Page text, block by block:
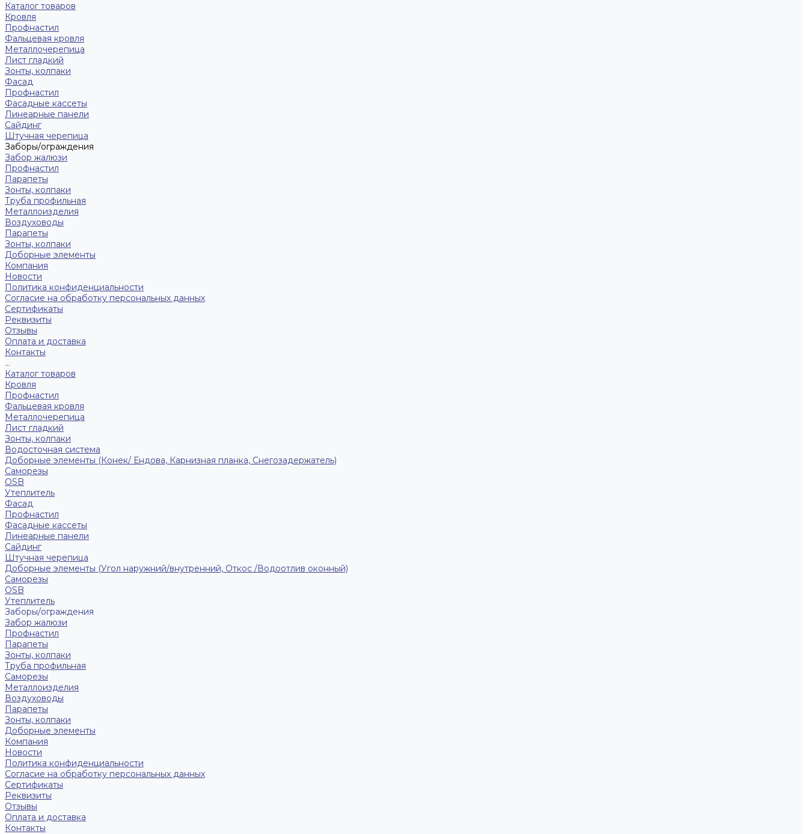
Каталог товаров
Кровля
Профнастил
Фальцевая кровля
Металлочерепица
Лист гладкий
Зонты, колпаки
Фасад
Профнастил
Фасадные кассеты
Линеарные панели
Сайдинг
Штучная черепица
Заборы/ограждения
Забор жалюзи
Профнастил
Парапеты
Зонты, колпаки
Труба профильная
Металлоизделия
Воздуховоды
Парапеты
Зонты, колпаки
Доборные элементы
Компания
Новости
Политика конфиденциальности
Согласие на обработку персональных данных
Сертификаты
Реквизиты
Отзывы
Оплата и доставка
Контакты
...
Каталог товаров
Кровля
Профнастил
Фальцевая кровля
Металлочерепица
Лист гладкий
Зонты, колпаки
Водосточная система
Доборные элементы (Конек/ Ендова, Карнизная планка, Снегозадержатель)
Саморезы
ОSB
Утеплитель
Фасад
Профнастил
Фасадные кассеты
Линеарные панели
Сайдинг
Штучная черепица
Доборные элементы (Угол наружний/внутренний, Откос /Водоотлив оконный)
Саморезы
OSB
Утеплитель
Заборы/ограждения
Забор жалюзи
Профнастил
Парапеты
Зонты, колпаки
Труба профильная
Саморезы
Металлоизделия
Воздуховоды
Парапеты
Зонты, колпаки
Доборные элементы
Компания
Новости
Политика конфиденциальности
Согласие на обработку персональных данных
Сертификаты
Реквизиты
Отзывы
Оплата и доставка
Контакты